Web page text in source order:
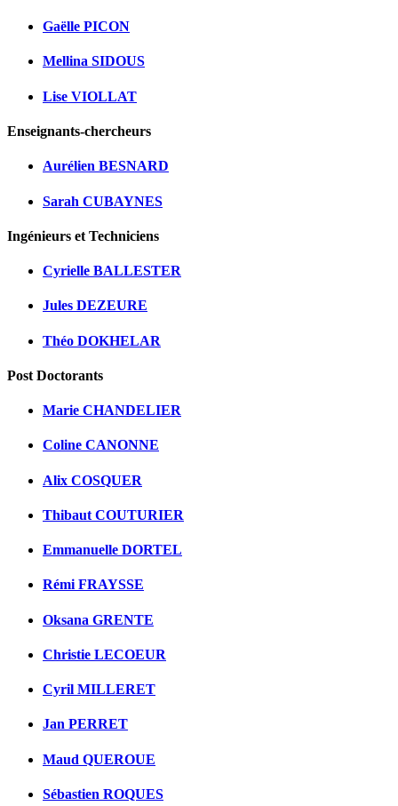
Gaëlle PICON
Mellina SIDOUS
Lise VIOLLAT
Enseignants-chercheurs
Aurélien BESNARD
Sarah CUBAYNES
Ingénieurs et Techniciens
Cyrielle BALLESTER
Jules DEZEURE
Théo DOKHELAR
Post Doctorants
Marie CHANDELIER
Coline CANONNE
Alix COSQUER
Thibaut COUTURIER
Emmanuelle DORTEL
Rémi FRAYSSE
Oksana GRENTE
Christie LECOEUR
Cyril MILLERET
Jan PERRET
Maud QUEROUE
Sébastien ROQUES